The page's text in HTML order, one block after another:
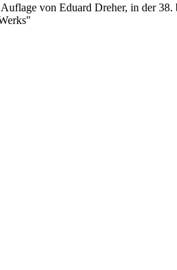
von Eduard Dreher, in der